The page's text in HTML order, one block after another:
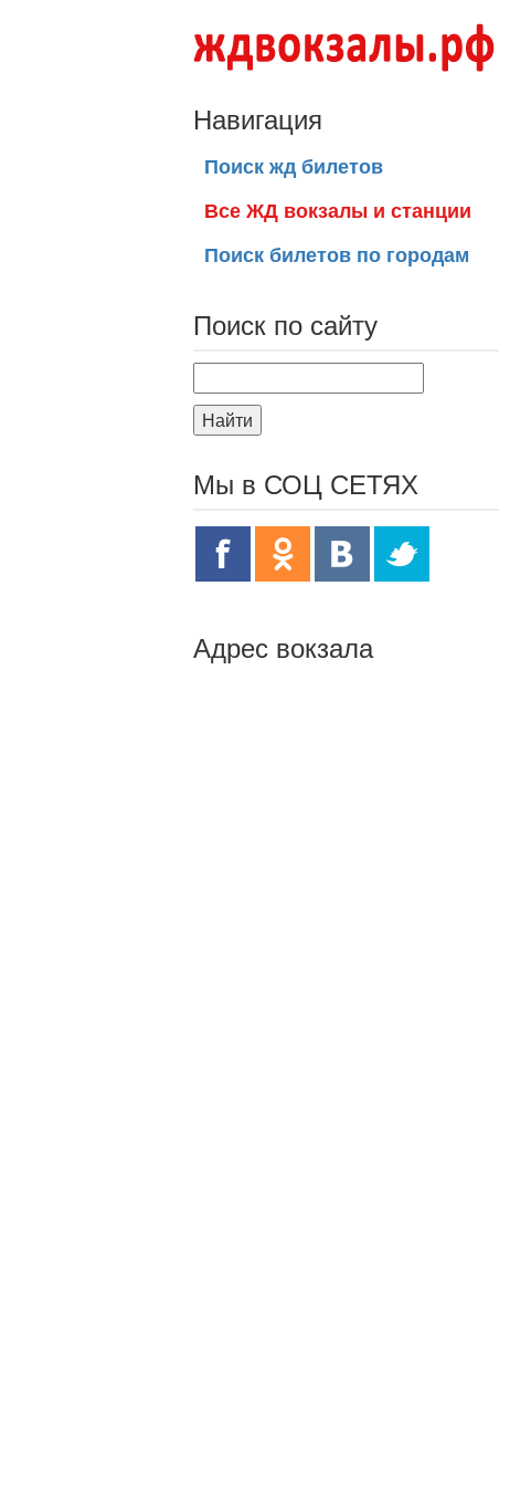
Навигация
Поиск жд билетов
Все ЖД вокзалы и станции
Поиск билетов по городам
Поиск по сайту
Найти
Мы в СОЦ СЕТЯХ
Адрес вокзала